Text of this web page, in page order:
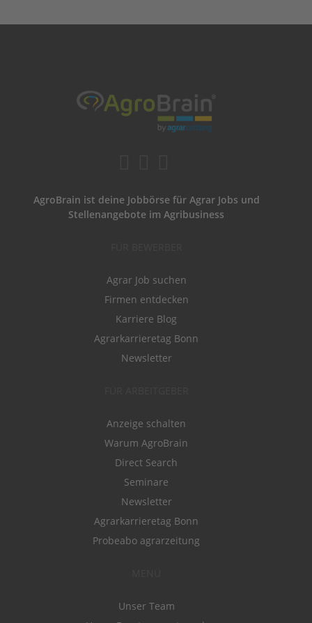
AgroBrain ist deine Jobbörse für Agrar Jobs und
Stellenangebote im Agribusiness
Agrar Job suchen
Firmen entdecken
Karriere Blog
Agrarkarrieretag Bonn
Newsletter
Anzeige schalten
Warum AgroBrain
Direct Search
Seminare
Newsletter
Agrarkarrieretag Bonn
Probeabo agrarzeitung
Unser Team